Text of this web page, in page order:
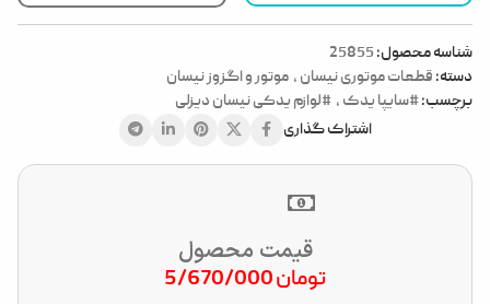
شناسه محصول:25855
دسته: قطعات موتوری نیسان , موتور و اگزوز نیسان
برچسب:#سایپا یدک , #لوازم یدکی نیسان دیزلی
اشتراک گذاری
قیمت محصول
تومان